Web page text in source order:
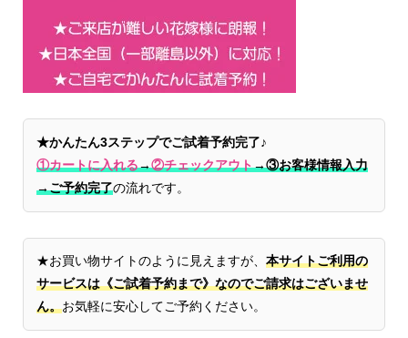
★かんたん3ステップでご試着予約完了♪
①カートに入れる→②チェックアウト→③お客様情報入力
→ご予約完了の流れです。
★お買い物サイトのように見えますが、 本サイトご利用の
サービスは《ご試着予約まで》なのでご請求はございませ
ん。お気軽に安心してご予約ください。